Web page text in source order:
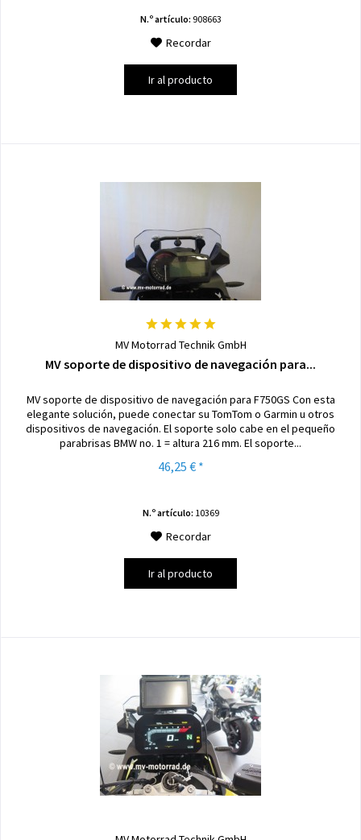
N.º artículo: 908663
Recordar
Ir al producto
MV Motorrad Technik GmbH
MV soporte de dispositivo de navegación para...
MV soporte de dispositivo de navegación para F750GS Con esta
elegante solución, puede conectar su TomTom o Garmin u otros
dispositivos de navegación. El soporte solo cabe en el pequeño
parabrisas BMW no. 1 = altura 216 mm. El soporte...
46,25 € *
N.º artículo: 10369
Recordar
Ir al producto